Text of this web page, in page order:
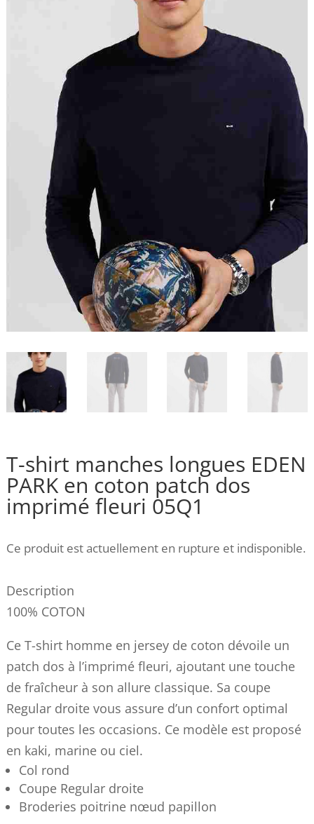
T-shirt manches longues EDEN
PARK en coton patch dos
imprimé fleuri 05Q1
Ce produit est actuellement en rupture et indisponible.
Description
100% COTON
Ce T-shirt homme en jersey de coton dévoile un
patch dos à l’imprimé fleuri, ajoutant une touche
de fraîcheur à son allure classique. Sa coupe
Regular droite vous assure d’un confort optimal
pour toutes les occasions. Ce modèle est proposé
en kaki, marine ou ciel.
Col rond
Coupe Regular droite
Broderies poitrine nœud papillon